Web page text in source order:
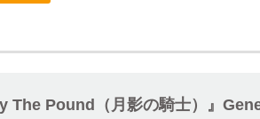
Pound（月影の騎士）』